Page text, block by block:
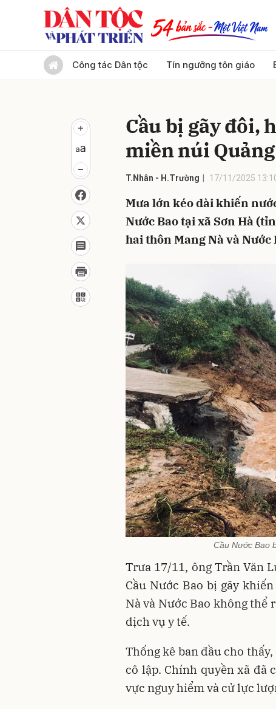
Công tác Dân tộc Tín ngưỡng tôn giáo
Cầu bị gãy đôi,
miền núi
T.Nhân - H.Trường 17/11/2025
Mưa lớn kéo dài khiến
Nước Bao tại xã Sơn Hà
hai thôn Mang Nà và Nước
Cầu Nước Bao
Trưa 17/11, ông Trần Văn
Cầu Nước Bao bị gãy
Nà và Nước Bao không thể
dịch vụ y tế.
Thống kê ban đầu cho
cô lập. Chính quyền xã đã
vực nguy hiểm và cử lực
Gửi